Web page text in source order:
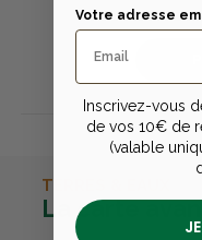
TERRES & EAUX
La carte
Votre adresse
Inscrivez-vous
de vos 10€ de
(valable